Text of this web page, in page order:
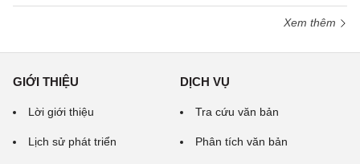
Xem thêm
GIỚI THIỆU
Lời giới thiệu
Lịch sử phát triển
DỊCH VỤ
Tra cứu văn bản
Phân tích văn bản